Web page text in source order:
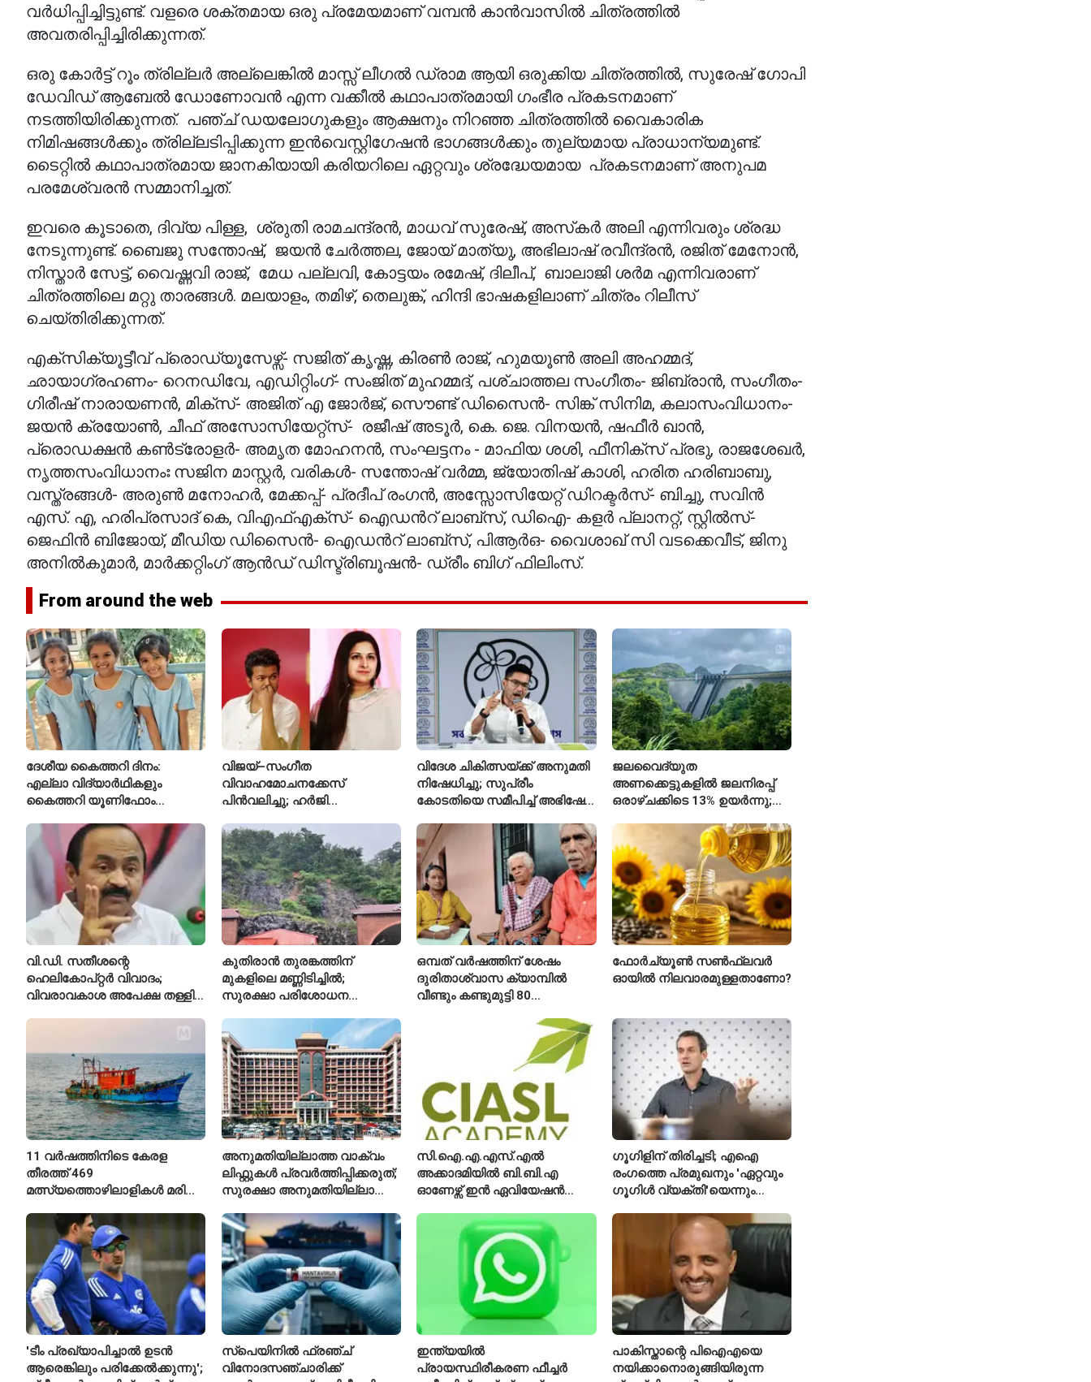
വർധിപ്പിച്ചിട്ടുണ്ട്. വളരെ ശക്തമായ ഒരു പ്രമേയമാണ് വമ്പൻ കാൻവാസിൽ ചിത്രത്തിൽ
അവതരിപ്പിച്ചിരിക്കുന്നത്.
ഒരു കോർട്ട് റൂം ത്രില്ലർ അല്ലെങ്കിൽ മാസ്സ് ലീഗൽ ഡ്രാമ ആയി ഒരുക്കിയ ചിത്രത്തിൽ, സുരേഷ് ഗോപി
ഡേവിഡ് ആബേൽ ഡോണോവൻ എന്ന വക്കീൽ കഥാപാത്രമായി ഗംഭീര പ്രകടനമാണ്
നടത്തിയിരിക്കുന്നത്. പഞ്ച് ഡയലോഗുകളും ആക്ഷനും നിറഞ്ഞ ചിത്രത്തിൽ വൈകാരിക
നിമിഷങ്ങൾക്കും ത്രില്ലടിപ്പിക്കുന്ന ഇൻവെസ്റ്റിഗേഷൻ ഭാഗങ്ങൾക്കും തുല്യമായ പ്രാധാന്യമുണ്ട്.
ടൈറ്റിൽ കഥാപാത്രമായ ജാനകിയായി കരിയറിലെ ഏറ്റവും ശ്രദ്ധേയമായ പ്രകടനമാണ് അനുപമ
പരമേശ്വരൻ സമ്മാനിച്ചത്.
ഇവരെ കൂടാതെ, ദിവ്യ പിള്ള, ശ്രുതി രാമചന്ദ്രൻ, മാധവ് സുരേഷ്, അസ്‌കർ അലി എന്നിവരും ശ്രദ്ധ
നേടുന്നുണ്ട്. ബൈജു സന്തോഷ്, ജയൻ ചേർത്തല, ജോയ് മാത്യു, അഭിലാഷ് രവീന്ദ്രൻ, രജിത് മേനോൻ,
നിസ്താർ സേട്ട്, വൈഷ്ണവി രാജ്, മേധ പല്ലവി, കോട്ടയം രമേഷ്, ദിലീപ്, ബാലാജി ശർമ എന്നിവരാണ്
ചിത്രത്തിലെ മറ്റു താരങ്ങൾ. മലയാളം, തമിഴ്, തെലുങ്ക്, ഹിന്ദി ഭാഷകളിലാണ് ചിത്രം റിലീസ്
ചെയ്തിരിക്കുന്നത്.
എക്സിക്യൂട്ടീവ് പ്രൊഡ്യൂസേഴ്സ്- സജിത് കൃഷ്ണ, കിരൺ രാജ്, ഹുമയൂൺ അലി അഹമ്മദ്,
ഛായാഗ്രഹണം- റെനഡിവേ, എഡിറ്റിംഗ്- സംജിത് മുഹമ്മദ്, പശ്‌ചാത്തല സംഗീതം- ജിബ്രാൻ, സംഗീതം-
ഗിരീഷ് നാരായണൻ, മിക്സ്- അജിത് എ ജോർജ്, സൌണ്ട് ഡിസൈൻ- സിങ്ക് സിനിമ, കലാസംവിധാനം-
ജയൻ ക്രയോൺ, ചീഫ് അസോസിയേറ്റ്സ്- രജീഷ് അടൂർ, കെ. ജെ. വിനയൻ, ഷഫീർ ഖാൻ,
പ്രൊഡക്ഷൻ കൺട്രോളർ- അമൃത മോഹനൻ, സംഘട്ടനം - മാഫിയ ശശി, ഫീനിക്സ് പ്രഭു, രാജശേഖർ,
നൃത്തസംവിധാനംഃ സജിന മാസ്റ്റർ, വരികൾ- സന്തോഷ് വർമ്മ, ജ്യോതിഷ് കാശി, ഹരിത ഹരിബാബു,
വസ്ത്രങ്ങൾ- അരുൺ മനോഹർ, മേക്കപ്പ്- പ്രദീപ് രംഗൻ, അസ്സോസിയേറ്റ് ഡിറക്ടർസ്- ബിച്ചു, സവിൻ
എസ്. എ, ഹരിപ്രസാദ് കെ, വിഎഫ്എക്സ്- ഐഡൻറ് ലാബ്സ്, ഡിഐ- കളർ പ്ലാനറ്റ്, സ്റ്റിൽസ്-
ജെഫിൻ ബിജോയ്, മീഡിയ ഡിസൈൻ- ഐഡൻറ് ലാബ്സ്, പിആർഒ- വൈശാഖ് സി വടക്കെവീട്, ജിനു
അനിൽകുമാർ, മാർക്കറ്റിംഗ് ആൻഡ് ഡിസ്ട്രിബൂഷൻ- ഡ്രീം ബിഗ് ഫിലിംസ്.
From around the web
ദേശീയ കൈത്തറി ദിനം:
എല്ലാ വിദ്യാർഥികളും
കൈത്തറി യൂണിഫോം
സ്കൂൾ വേറിട്ട മാതൃക
വിജയ്–സംഗീത
വിവാഹമോചനക്കേസ്
പിൻവലിച്ചു; ഹർജി
അവസാനിപ്പിച്ച് കോടതി
വിദേശ ചികിത്സയ്ക്ക് അനുമതി
നിഷേധിച്ചു; സുപ്രീം
കോടതിയെ സമീപിച്ച് അഭിഷേക്
ജലവൈദ്യുത
അണക്കെട്ടുകളിൽ ജലനിരപ്പ്
ഒരാഴ്ചക്കിടെ 13% ഉയർന്നു;
ഇപ്പോഴും കുറവ്
വി.ഡി. സതീശന്റെ
ഹെലികോപ്റ്റർ വിവാദം;
വിവരാവകാശ അപേക്ഷ തള്ളി
കുതിരാൻ തുരങ്കത്തിന്
മുകളിലെ മണ്ണിടിച്ചിൽ;
സുരക്ഷാ പരിശോധന
ഒമ്പത് വർഷത്തിന് ശേഷം
ദുരിതാശ്വാസ ക്യാമ്പിൽ
വീണ്ടും കണ്ടുമുട്ടി 80
ഫോർച്യൂൺ സൺഫ്ലവർ
ഓയിൽ നിലവാരമുള്ളതാണോ?
11 വർഷത്തിനിടെ കേരള
തീരത്ത് 469
മത്സ്യത്തൊഴിലാളികൾ മരിച്ചു;
47,773 പേരെ രക്ഷപ്പെടുത്തി
അനുമതിയില്ലാത്ത വാക്വം
ലിഫ്റ്റുകൾ പ്രവർത്തിപ്പിക്കരുത്;
സുരക്ഷാ അനുമതിയില്ലാത്ത
ഹൈക്കോടതിയുടെ വിലക്ക്
സി.ഐ.എ.എസ്.എൽ
അക്കാദമിയിൽ ബി.ബി.എ
ഓണേഴ്സ് ഇൻ ഏവിയേഷൻ
ഈമാസം 12 വരെ
ഗൂഗിളിന് തിരിച്ചടി; എഐ
രംഗത്തെ പ്രമുഖനും 'ഏറ്റവും
ഗൂഗിൾ വ്യക്തി'യെന്നും
'ടീം പ്രഖ്യാപിച്ചാൽ ഉടൻ
ആരെങ്കിലും പരിക്കേൽക്കുന്നു';
സ്പെയിനിൽ ഫ്രഞ്ച്
വിനോദസഞ്ചാരിക്ക്
ഇന്ത്യയിൽ
പ്രായസ്ഥിരീകരണ ഫീച്ചർ
പാകിസ്താന്റെ പിഐഎയെ
നയിക്കാനൊരുങ്ങിയിരുന്ന